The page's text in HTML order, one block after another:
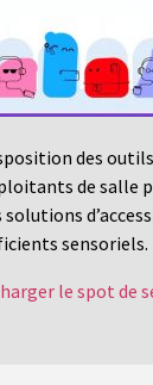
des
de salle
sensoriels.
le spot de